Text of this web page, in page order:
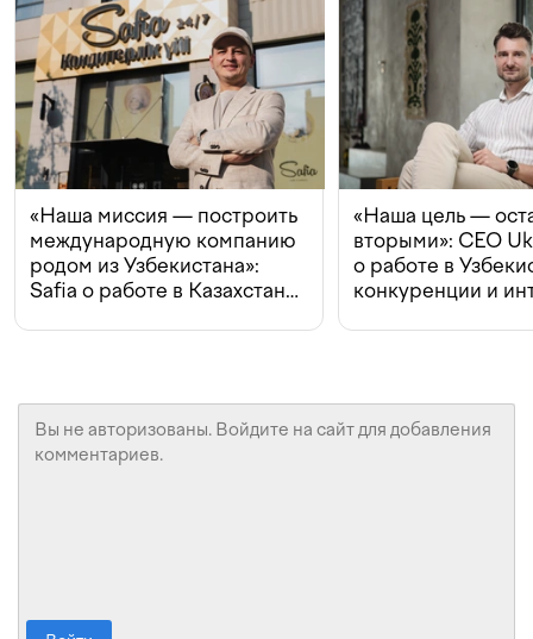
«Наша миссия — построить
международную компанию
родом из Узбекистана»:
Safia о работе в Казахстане,
«Наша цель —
вторыми»: CEO
о работе в
конкуренции и